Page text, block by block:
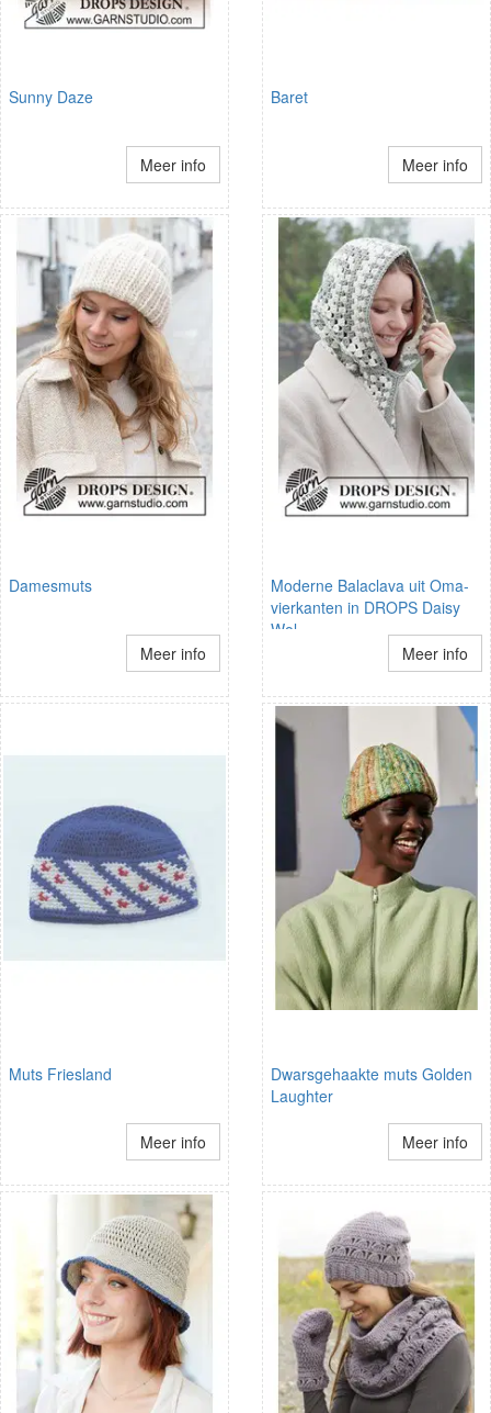
Sunny Daze
Meer info
Baret
Meer info
Damesmuts
Meer info
Moderne Balaclava uit Oma-
vierkanten in DROPS Daisy
Wol
Meer info
Muts Friesland
Meer info
Dwarsgehaakte muts Golden
Laughter
Meer info